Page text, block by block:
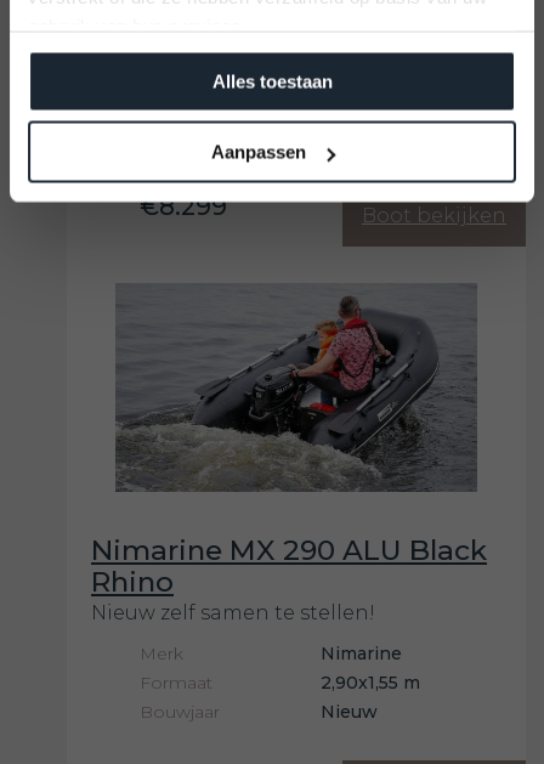
Alles toestaan
Aanpassen
Meld je aan
Nimarine
Formaat
4,05x1,91 m
€8.299 Boot bekijken
Nimarine MX 290 ALU Black
Rhino
Nieuw zelf samen te stellen!
Merk
Nimarine
Formaat
2,90x1,55 m
Bouwjaar
Nieuw